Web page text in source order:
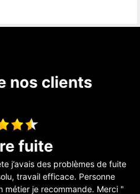
nos clients
sérieuse
travailleurs professionnels